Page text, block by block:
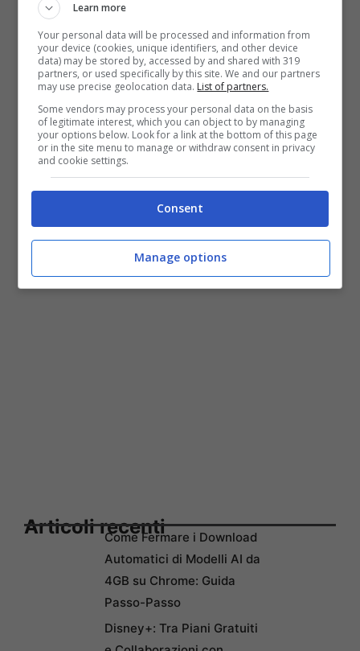
quelli della Motovedetta CP834 oltre
all’impianto fisso del porto.
Simili attività sono espressamente previste da
disposizioni interne del Comando Generale
del Corpo delle Capitanerie di porto ed
hannolo scopo di mantenere sempre
addestrati i vari elementi di organizzazione
altri Enti coinvolti.
Articoli recentiCome Fermare i Download
Automatici di Modelli AI da
4GB su Chrome: Guida
Passo-Passo
Disney+: Tra Piani Gratuiti
Learn more
Your personal data will be processed and information from
your device (cookies, unique identifiers, and other device
data) may be stored by, accessed by and shared with 319
partners, or used specifically by this site. We and our partners
may use precise geolocation data. List of partners.
Some vendors may process your personal data on the basis
of legitimate interest, which you can object to by managing
your options below. Look for a link at the bottom of this page
or in the site menu to manage or withdraw consent in privacy
and cookie settings.
Consent
Manage options